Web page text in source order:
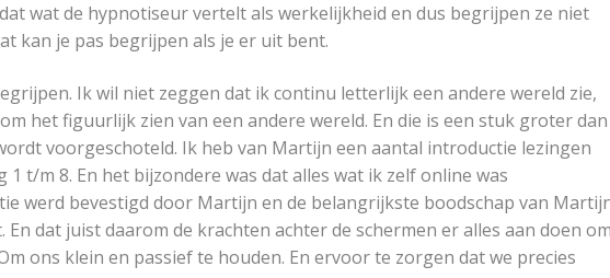
wat de hypnotiseur vertelt als werkelijkheid en dus begrijpen ze niet
kan je pas begrijpen als je er uit bent.
Ik wil niet zeggen dat ik continu letterlijk een andere wereld zie,
het figuurlijk zien van een andere wereld. En die is een stuk groter dan
voorgeschoteld. Ik heb van Martijn een aantal introductie lezingen
1 t/m 8. En het bijzondere was dat alles wat ik zelf online was
werd bevestigd door Martijn en de belangrijkste boodschap van
En dat juist daarom de krachten achter de schermen er alles aan doen
ons klein en passief te houden. En ervoor te zorgen dat we precies